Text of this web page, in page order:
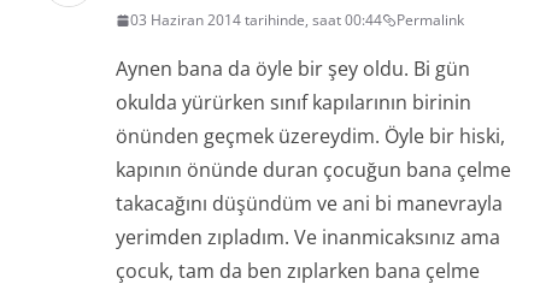
03 Haziran 2014 tarihinde, saat 00:44 Permalink
Aynen bana da öyle bir şey oldu. Bi gün
okulda yürürken sınıf kapılarının birinin
önünden geçmek üzereydim. Öyle bir hiski,
kapının önünde duran çocuğun bana çelme
takacağını düşündüm ve ani bi manevrayla
yerimden zıpladım. Ve inanmicaksınız ama
çocuk, tam da ben zıplarken bana çelme